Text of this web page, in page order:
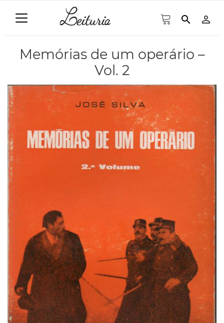
search person_outline
Memórias de um operário –
Vol. 2